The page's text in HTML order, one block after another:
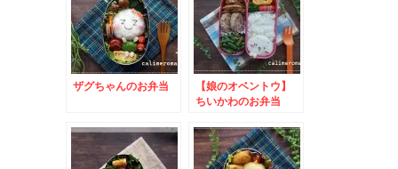
ザグちゃんのお弁当
【娘のオベントウ】
ちいかわのお弁当